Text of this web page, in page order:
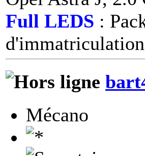
Full LEDS :
d'immatriculation
Mécano